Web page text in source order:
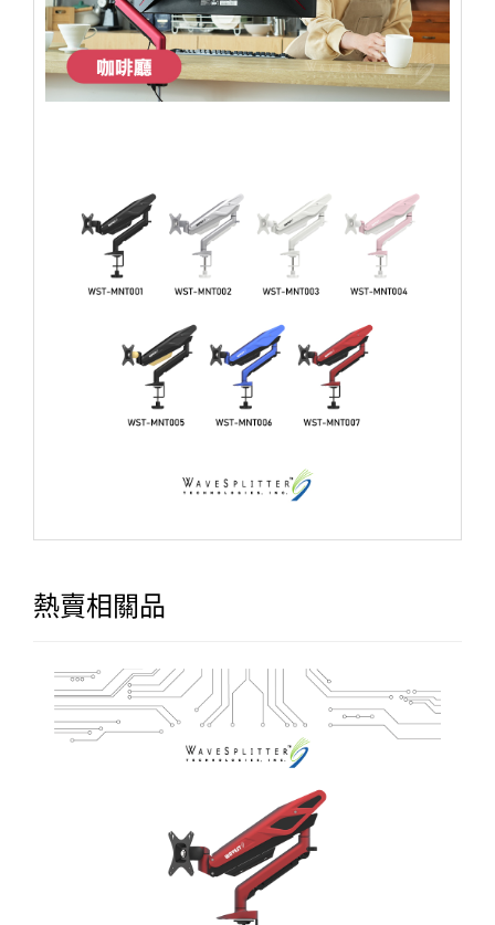
熱賣相關品